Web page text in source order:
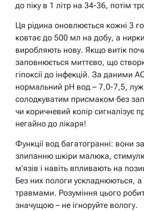
до піку в 1 літр на 34-36, потім
Ця рідина оновлюється кожні 3
ковтає до 500 мл на добу, а
виробляють нову. Якщо витік
заповнюється миттєво, що
гіпоксії до інфекцій. За даними
нормальний pH вод – 7,0-7,5,
солодкуватим присмаком без
чи коричневий колір сигналізує
негайно до лікаря!
Функції вод багатогранні: вони
злипанню шкіри малюка,
м’язів і навіть впливають на
Без них пологи ускладнюються, а
травмами. Розуміння цього
значущою – не ігноруйте вологу.